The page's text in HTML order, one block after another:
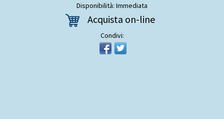
Disponibilità: Immediata
Acquista on-line
Condivi: